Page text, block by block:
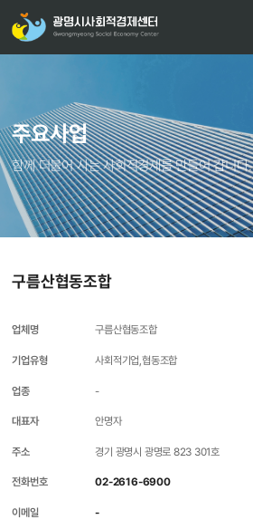
주요사업
함께 더불어 사는 사회적경제를 만들어 갑니다.
구름산협동조합
업체명 구름산협동조합
기업유형 사회적기업,협동조합
업종 -
대표자 안명자
주소 경기 광명시 광명로 823 301호
전화번호 02-2616-6900
이메일 -